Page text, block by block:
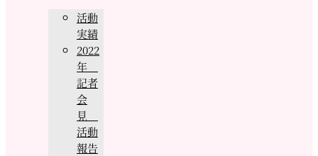
活動
実績
2022
年
記者
会
見
活動
報告